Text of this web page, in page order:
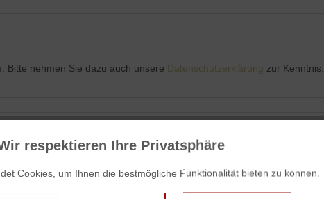
Bitte nehmen Sie dazu auch unsere Datenschutzerklärung zur Kenntnis.
respektieren Ihre Privatsphäre
Cookies, um Ihnen die bestmögliche Funktionalität bieten zu können.